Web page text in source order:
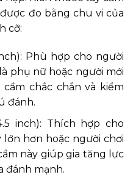
đo bằng chu vi của
cỡ:
Phù hợp cho người
phụ nữ hoặc người mới
chắc chắn và kiểm
đánh.
inch): Thích hợp cho
hơn hoặc người chơi
này giúp gia tăng lực
đánh mạnh.